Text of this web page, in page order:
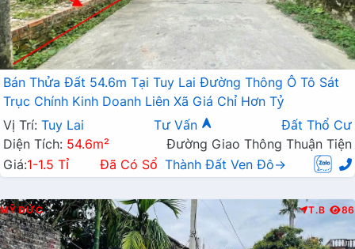
Bán Thửa Đất 54.6m Tại Tuy Lai Đường Thông Ô Tô Sát
Trục Chính Kinh Doanh Liên Xã Giá Chỉ Hơn Tỷ
Vị Trí: Tuy Lai Tư Vấn
Đất Thổ Cư
Diện Tích: 54.6m²
Đường Giao Thông Thuận Tiện
Giá:1-1.5 Tỉ Đã Có Sổ Thành Đất Ven Đô→
MỸ ĐỨC T.B 86